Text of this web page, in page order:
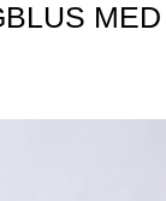
MED